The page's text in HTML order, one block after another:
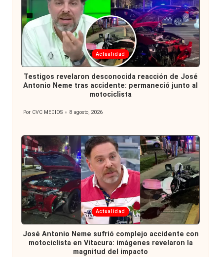
Publicada
en
Actualidad
Testigos revelaron desconocida reacción de José
Antonio Neme tras accidente: permaneció junto al
motociclista
Publicado
Por CVC MEDIOS 8 agosto, 2026
Publicada
en
Actualidad
José Antonio Neme sufrió complejo accidente con
motociclista en Vitacura: imágenes revelaron la
magnitud del impacto